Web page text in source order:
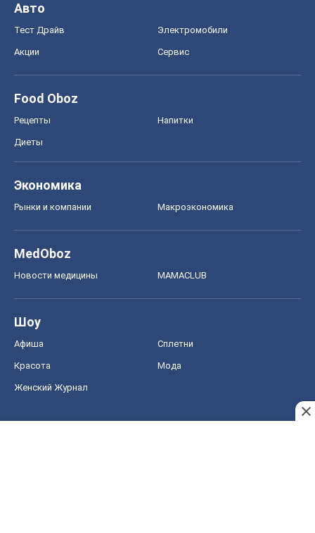
Авто
Тест Драйв Электромобили
Акции Сервис
Food Oboz
Рецепты Напитки
Диеты
Экономика
Рынки и компании Mакроэкономика
MedOboz
Новости медицины MAMACLUB
Шоу
Афиша Сплетни
Красота Мода
Женский Журнал